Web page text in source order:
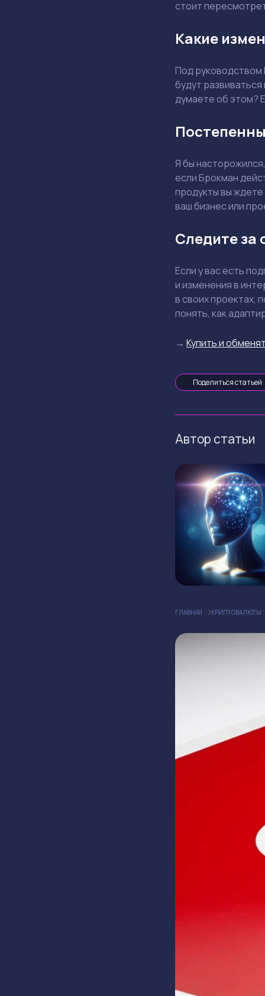
стоит
Какие
Под руководством
будут
думаете об этом?
Я бы
если Брокман
продукты вы ждете
ваш бизнес или
Следите за
Если у вас есть
и изменения в
в своих проектах,
понять, как
→ Купить и
Поделиться статьей
Автор статьи
ГЛАВНАЯ КРИПТОВАЛЮТЫ